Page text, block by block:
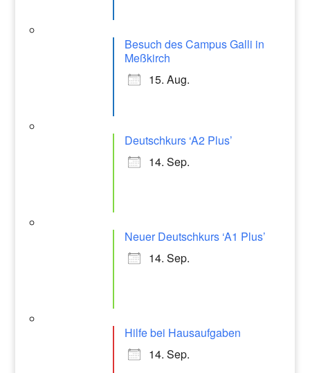
Besuch des Campus Galli in
Meßkirch
15. Aug.
Deutschkurs ‘A2 Plus’
14. Sep.
Neuer Deutschkurs ‘A1 Plus’
14. Sep.
Hilfe bei Hausaufgaben
14. Sep.